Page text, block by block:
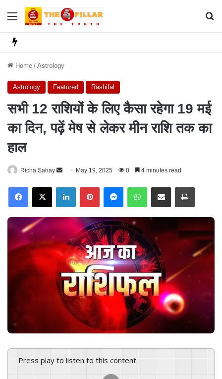
Menu
Home / Astrology
Astrology Featured Rashifal
सभी 12 राशियों के लिए कैसा रहेगा 19 मई
का दिन, पढ़ें मेष से लेकर मीन राशि तक का
हाल
Richa Sahay
n
d
a
n
e
m
i
May 19, 2025 0 4 minutes read
X
Press play to listen to this content